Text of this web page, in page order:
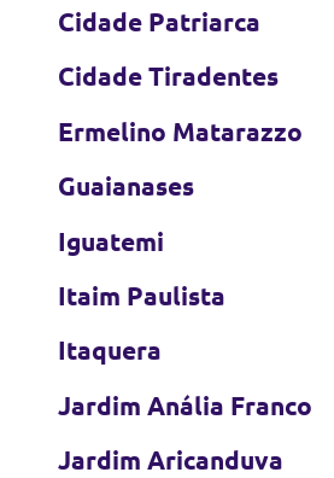
Cidade Patriarca
Cidade Tiradentes
Ermelino Matarazzo
Guaianases
Iguatemi
Itaim Paulista
Itaquera
Jardim Anália Franco
Jardim Aricanduva